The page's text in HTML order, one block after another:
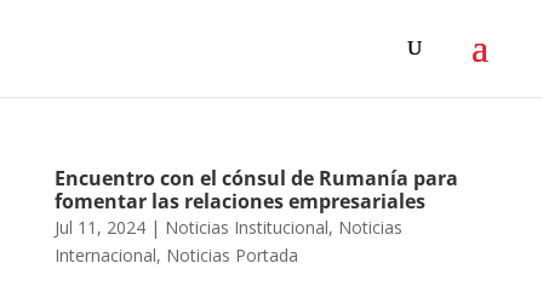
Encuentro con el cónsul de Rumanía para
fomentar las relaciones empresariales
Jul 11, 2024| Noticias Institucional, Noticias
Internacional, Noticias Portada